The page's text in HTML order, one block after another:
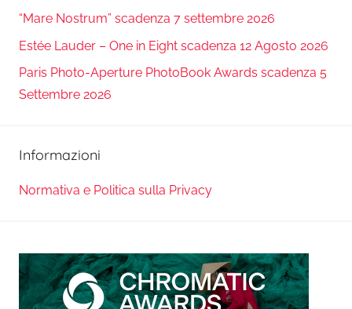
“Mare Nostrum” scadenza 7 settembre 2026
Estée Lauder – One in Eight scadenza 12 Agosto 2026
Paris Photo-Aperture PhotoBook Awards scadenza 5
Settembre 2026
Informazioni
Normativa e Politica sulla Privacy